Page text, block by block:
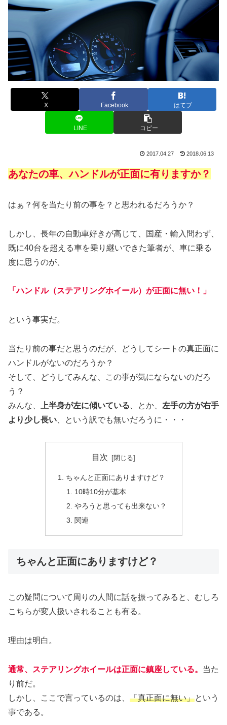
X Facebook はてブ
LINE コピー
2017.04.27 2018.06.13
あなたの車、ハンドルが正面に有りますか？
はぁ？何を当たり前の事を？と思われるだろうか？
しかし、長年の自動車好きが高じて、国産・輸入問わず、
既に40台を超える車を乗り継いできた筆者が、車に乗る
度に思うのが、
「ハンドル（ステアリングホイール）が正面に無い！」
という事実だ。
当たり前の事だと思うのだが、どうしてシートの真正面に
ハンドルがないのだろうか？
そして、どうしてみんな、この事が気にならないのだろ
う？
みんな、
上半身が左に傾いている 、とか、 左手の方が右手
より少し長い 、という訳でも無いだろうに・・・
目次
ちゃんと正面にありますけど？
10時10分が基本
やろうと思っても出来ない？
関連
ちゃんと正面にありますけど？
この疑問について周りの人間に話を振ってみると、むしろ
こちらが変人扱いされることも有る。
理由は明白。
通常、ステアリングホイールは正面に鎮座している。 当た
り前だ。
しかし、ここで言っているのは、 「真正面に無い」という
事である。